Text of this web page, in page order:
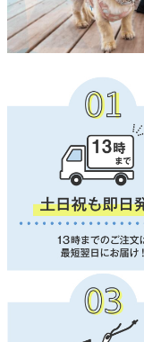
●本体：クール・デ・ホッ
●部分使い：テレコスパン
●日本製：MADE IN
●厚さ（5段階）：2
●お手入れ：手洗いまたは
寝たきり・介護が必要な
ン・コッカー・スパニエ
ーダーコリー など
■ よくあるご質問
Q. 術後服とマナーパンツ
A. 術後服は手術後の傷口
です。
エリザベスカラーの代わ
ます。
マナーパンツはマーキン
われ、室内外での粗相を